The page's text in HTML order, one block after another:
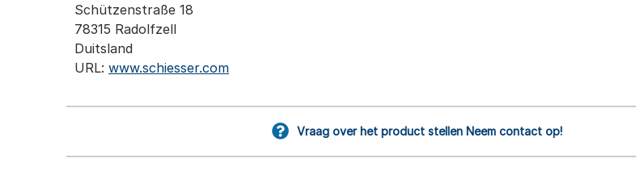
Schützenstraße 18
78315 Radolfzell
Duitsland
URL: www.schiesser.com
Vraag over het product stellen Neem contact op!